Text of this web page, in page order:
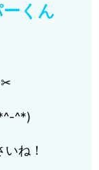
くん
✂
^*)
ね！